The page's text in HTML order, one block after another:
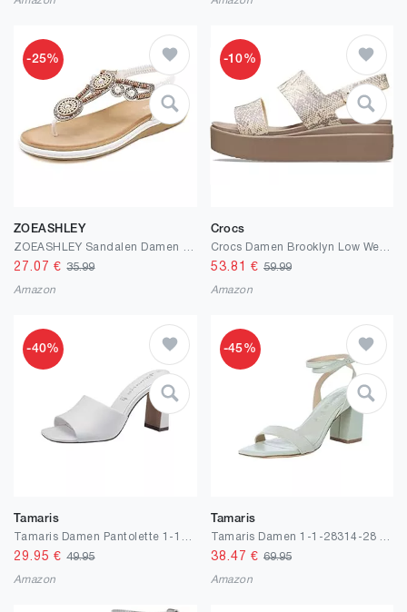
-25%
ZOEASHLEY
27.07 €35.99
Amazon
-10%
Crocs
53.81 € 59.99
Amazon
-40%
Tamaris
29.95 €49.95
Amazon
-45%
Tamaris
38.47 € 69.95
Amazon